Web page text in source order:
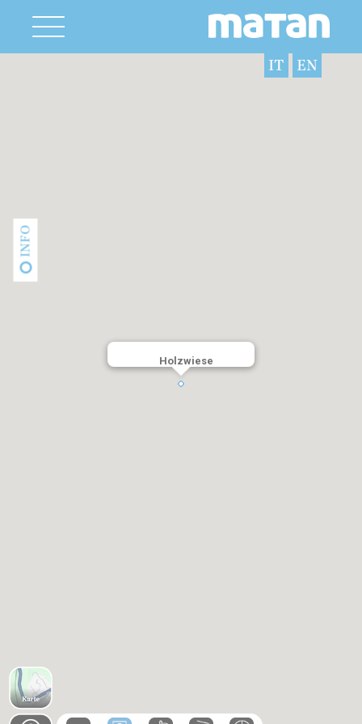
IT EN
INFO
Holzwiese